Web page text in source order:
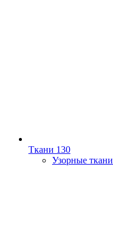
Ткани 130
Узорные ткани